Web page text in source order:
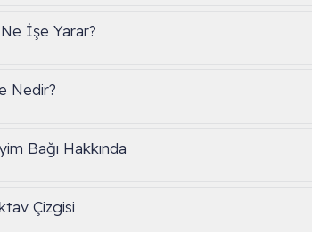
İşe Yarar?
Nedir?
Bağı Hakkında
Çizgisi